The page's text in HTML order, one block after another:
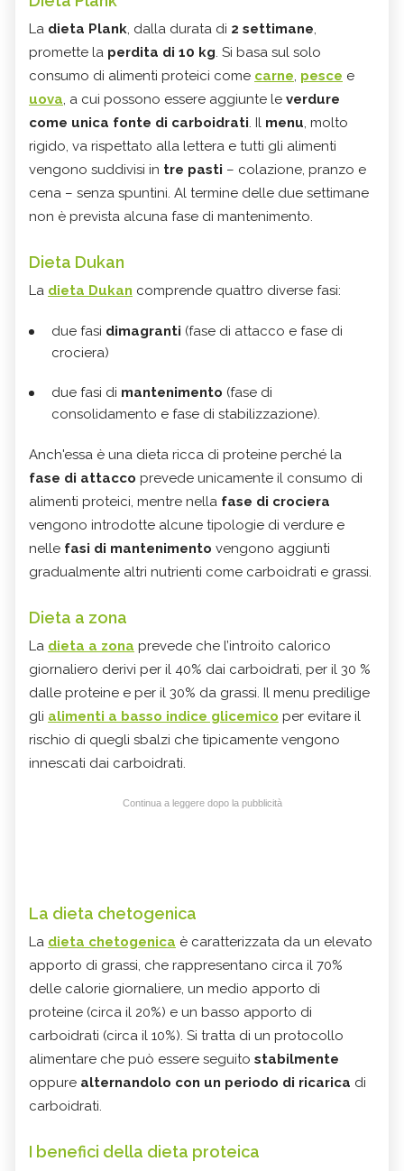
La dieta Plank, dalla durata di 2 settimane,
promette la perdita di 10 kg. Si basa sul solo
consumo di alimenti proteici come carne, pesce e
uova, a cui possono essere aggiunte le verdure
come unica fonte di carboidrati. Il menu, molto
rigido, va rispettato alla lettera e tutti gli alimenti
vengono suddivisi in tre pasti – colazione, pranzo e
cena – senza spuntini. Al termine delle due settimane
non è prevista alcuna fase di mantenimento.
Dieta Dukan
La dieta Dukan comprende quattro diverse fasi:
due fasi dimagranti (fase di attacco e fase di
crociera)
due fasi di mantenimento (fase di
consolidamento e fase di stabilizzazione).
Anch'essa è una dieta ricca di proteine perché la
fase di attacco prevede unicamente il consumo di
alimenti proteici, mentre nella fase di crociera
vengono introdotte alcune tipologie di verdure e
nelle fasi di mantenimento vengono aggiunti
gradualmente altri nutrienti come carboidrati e grassi.
Dieta a zona
La dieta a zona prevede che l’introito calorico
giornaliero derivi per il 40% dai carboidrati, per il 30 %
dalle proteine e per il 30% da grassi. Il menu predilige
gli alimenti a basso indice glicemico per evitare il
rischio di quegli sbalzi che tipicamente vengono
innescati dai carboidrati.
Continua a leggere dopo la pubblicità
La dieta chetogenica
La dieta chetogenica è caratterizzata da un elevato
apporto di grassi, che rappresentano circa il 70%
delle calorie giornaliere, un medio apporto di
proteine (circa il 20%) e un basso apporto di
carboidrati (circa il 10%). Si tratta di un protocollo
alimentare che può essere seguito stabilmente
oppure alternandolo con un periodo di ricarica di
carboidrati.
I benefici della dieta proteica